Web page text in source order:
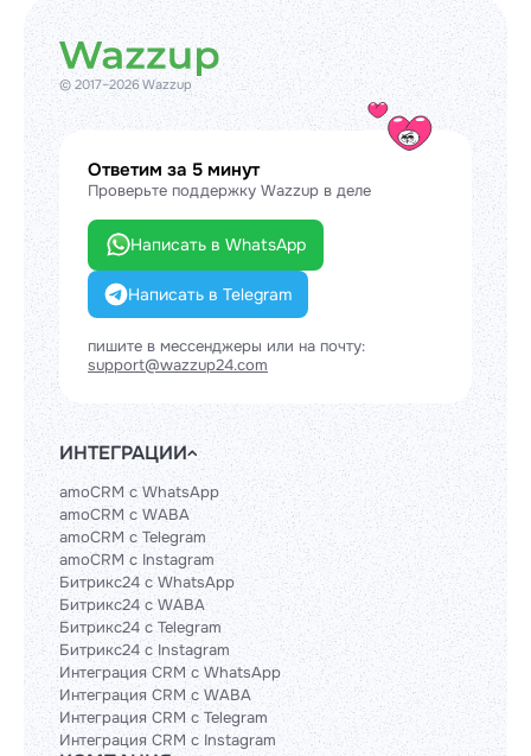
© 2017–2026 Wazzup
Ответим за 5 минут
Проверьте поддержку Wazzup в деле
Написать в WhatsApp
Написать в Telegram
пишите в мессенджеры или на почту:
support@wazzup24.com
ИНТЕГРАЦИИ
amoCRM с WhatsApp
amoCRM с WABA
amoCRM с Telegram
amoCRM с Instagram
Битрикс24 с WhatsApp
Битрикс24 с WABA
Битрикс24 с Telegram
Битрикс24 с Instagram
Интеграция CRM с WhatsApp
Интеграция CRM с WABA
Интеграция CRM с Telegram
Интеграция CRM с Instagram